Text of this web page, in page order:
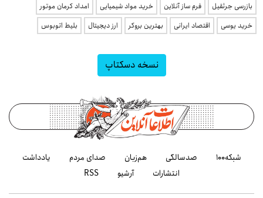
بازرسی جرثقیل فرم ساز آنلاین خرید مواد شیمیایی
امداد کرمان موتور
خرید یوسی
اقتصاد ایرانی بهترین بروکر ارز دیجیتال بلیط اتوبوس
نسخه دسکتاپ
شبکه۱۰۰ صدسالگی هم‌زبان صدای مردم
یادداشت
انتشارات
آرشیو RSS